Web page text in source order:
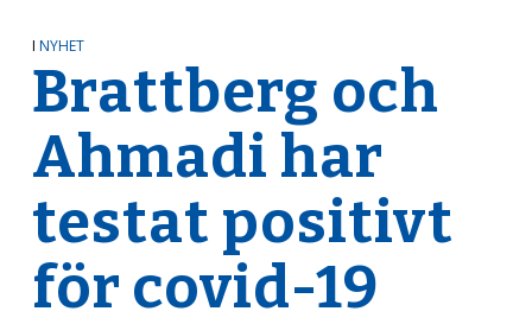
I NYHET
Brattberg och
Ahmadi har
testat positivt
för covid-19